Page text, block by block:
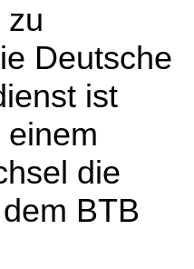
zu
Deutsche
ist
die
BTB